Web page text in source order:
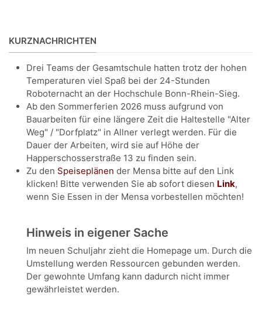
KURZNACHRICHTEN
Drei Teams der Gesamtschule hatten trotz der hohen
Temperaturen viel Spaß bei der 24-Stunden
Roboternacht an der Hochschule Bonn-Rhein-Sieg.
Ab den Sommerferien 2026 muss aufgrund von
Bauarbeiten für eine längere Zeit die Haltestelle "Alter
Weg" / "Dorfplatz" in Allner verlegt werden. Für die
Dauer der Arbeiten, wird sie auf Höhe der
Happerschosserstraße 13 zu finden sein.
Zu den Speiseplänen der Mensa bitte auf den Link
klicken! Bitte verwenden Sie ab sofort diesen Link,
wenn Sie Essen in der Mensa vorbestellen möchten!
Hinweis in eigener Sache
Im neuen Schuljahr zieht die Homepage um. Durch die
Umstellung werden Ressourcen gebunden werden.
Der gewohnte Umfang kann dadurch nicht immer
gewährleistet werden.